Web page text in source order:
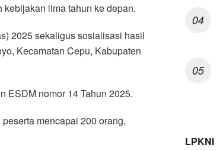
lima tahun ke depan.
2025 sekaligus sosialisasi hasil
Kecamatan Cepu, Kabupaten
ESDM nomor 14 Tahun 2025.
mencapai 200 orang,
LPKNI